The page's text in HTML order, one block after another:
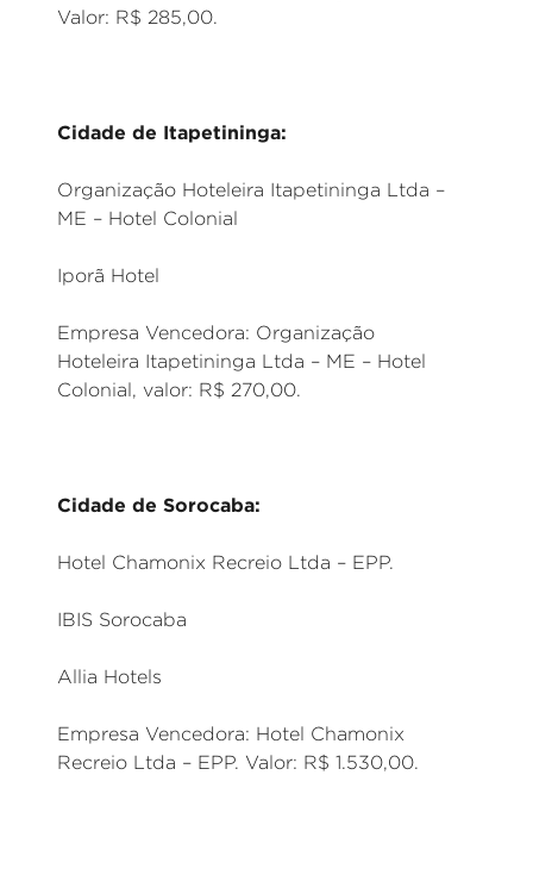
Valor: R$ 285,00.
Cidade de Itapetininga:
Organização Hoteleira Itapetininga Ltda –
ME – Hotel Colonial
Iporã Hotel
Empresa Vencedora: Organização
Hoteleira Itapetininga Ltda – ME – Hotel
Colonial, valor: R$ 270,00.
Cidade de Sorocaba:
Hotel Chamonix Recreio Ltda – EPP.
IBIS Sorocaba
Allia Hotels
Empresa Vencedora: Hotel Chamonix
Recreio Ltda – EPP. Valor: R$ 1.530,00.